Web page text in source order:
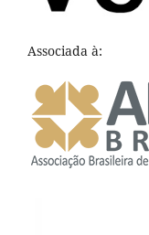
Associada à: